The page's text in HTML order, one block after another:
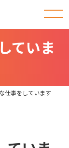
ていま
仕事をしています